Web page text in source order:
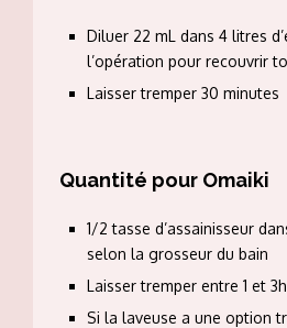
Diluer 22 mL dans 4 litres
l’opération pour recouvrir
Laisser tremper 30 minutes
Quantité pour Omaiki
1/2 tasse d’assainisseur
selon la grosseur du bain
Laisser tremper entre 1 et 3h
Si la laveuse a une option